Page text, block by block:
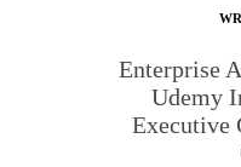
Enterprise
Udemy
Executive